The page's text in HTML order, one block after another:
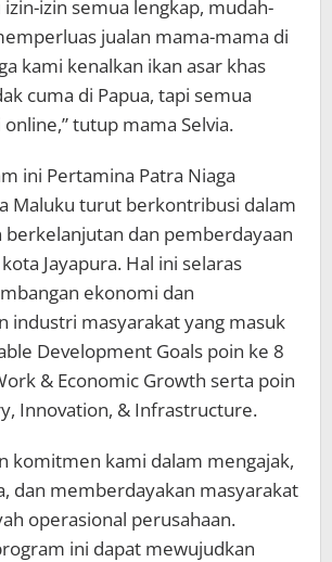
izin-izin semua lengkap, mudah-
jualan mama-mama di
kami kenalkan ikan asar khas
cuma di Papua, tapi semua
tutup mama Selvia.
ini Pertamina Patra Niaga
Maluku turut berkontribusi dalam
berkelanjutan dan pemberdayaan
Jayapura. Hal ini selaras
ekonomi dan
industri masyarakat yang masuk
Development Goals poin ke 8
& Economic Growth serta poin
Innovation, & Infrastructure.
komitmen kami dalam mengajak,
dan memberdayakan masyarakat
operasional perusahaan.
ini dapat mewujudkan